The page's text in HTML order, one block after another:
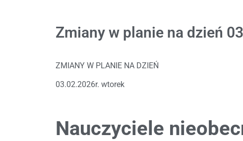
Zmiany w planie na dzień
ZMIANY W PLANIE NA DZIEŃ
03.02.2026r. wtorek
Nauczyciele